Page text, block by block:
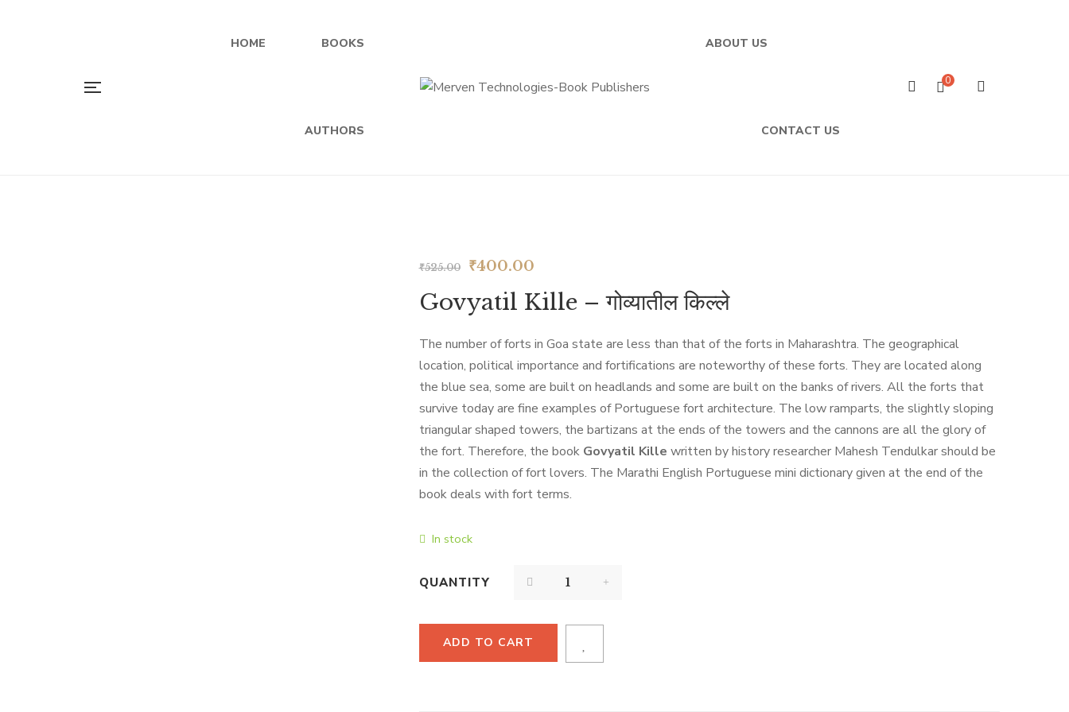
HOME BOOKS
AUTHORS
ABOUT US
CONTACT US
0
₹525.00
Original
price
was:
₹400.00Current
price
is:
Govyatil Kille – गोव्यातील किल्ले
The number of forts in Goa state are less than that of the forts in Maharashtra. The geographical
location, political importance and fortifications are noteworthy of these forts. They are located along
the blue sea, some are built on headlands and some are built on the banks of rivers. All the forts that
survive today are fine examples of Portuguese fort architecture. The low ramparts, the slightly sloping
triangular shaped towers, the bartizans at the ends of the towers and the cannons are all the glory of
the fort. Therefore, the book Govyatil Kille written by history researcher Mahesh Tendulkar should be
in the collection of fort lovers. The Marathi English Portuguese mini dictionary given at the end of the
book deals with fort terms.
In stock
QUANTITY
ADD TO CART